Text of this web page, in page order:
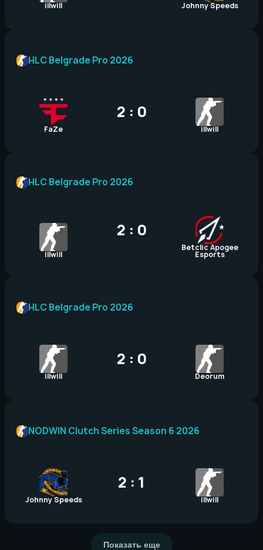
illwill Johnny Speeds
FaZe
2 : 0
illwill
HLC Belgrade Pro 2026
illwill
2 : 0
Betclic Apogee
Esports
HLC Belgrade Pro 2026
illwill
2 : 0
Deorum
HLC Belgrade Pro 2026
Johnny Speeds
2 : 1
illwill
NODWIN Clutch Series Season 6 2026
Показать еще